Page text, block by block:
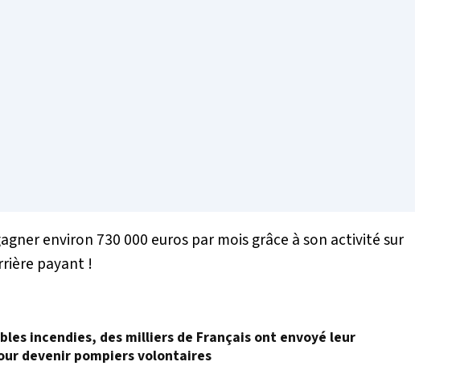
environ 730 000 euros par mois grâce à son activité sur
payant !
incendies, des milliers de Français ont envoyé leur
devenir pompiers volontaires